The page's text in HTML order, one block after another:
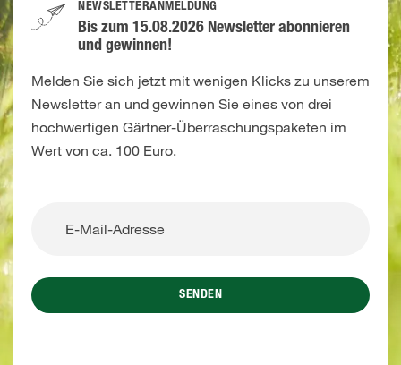
NEWSLETTERANMELDUNG
Bis zum 15.08.2026 Newsletter abonnieren
und gewinnen!
Melden Sie sich jetzt mit wenigen Klicks zu unserem
Newsletter an und gewinnen Sie eines von drei
hochwertigen Gärtner-Überraschungspaketen im
Wert von ca. 100 Euro.
SENDEN